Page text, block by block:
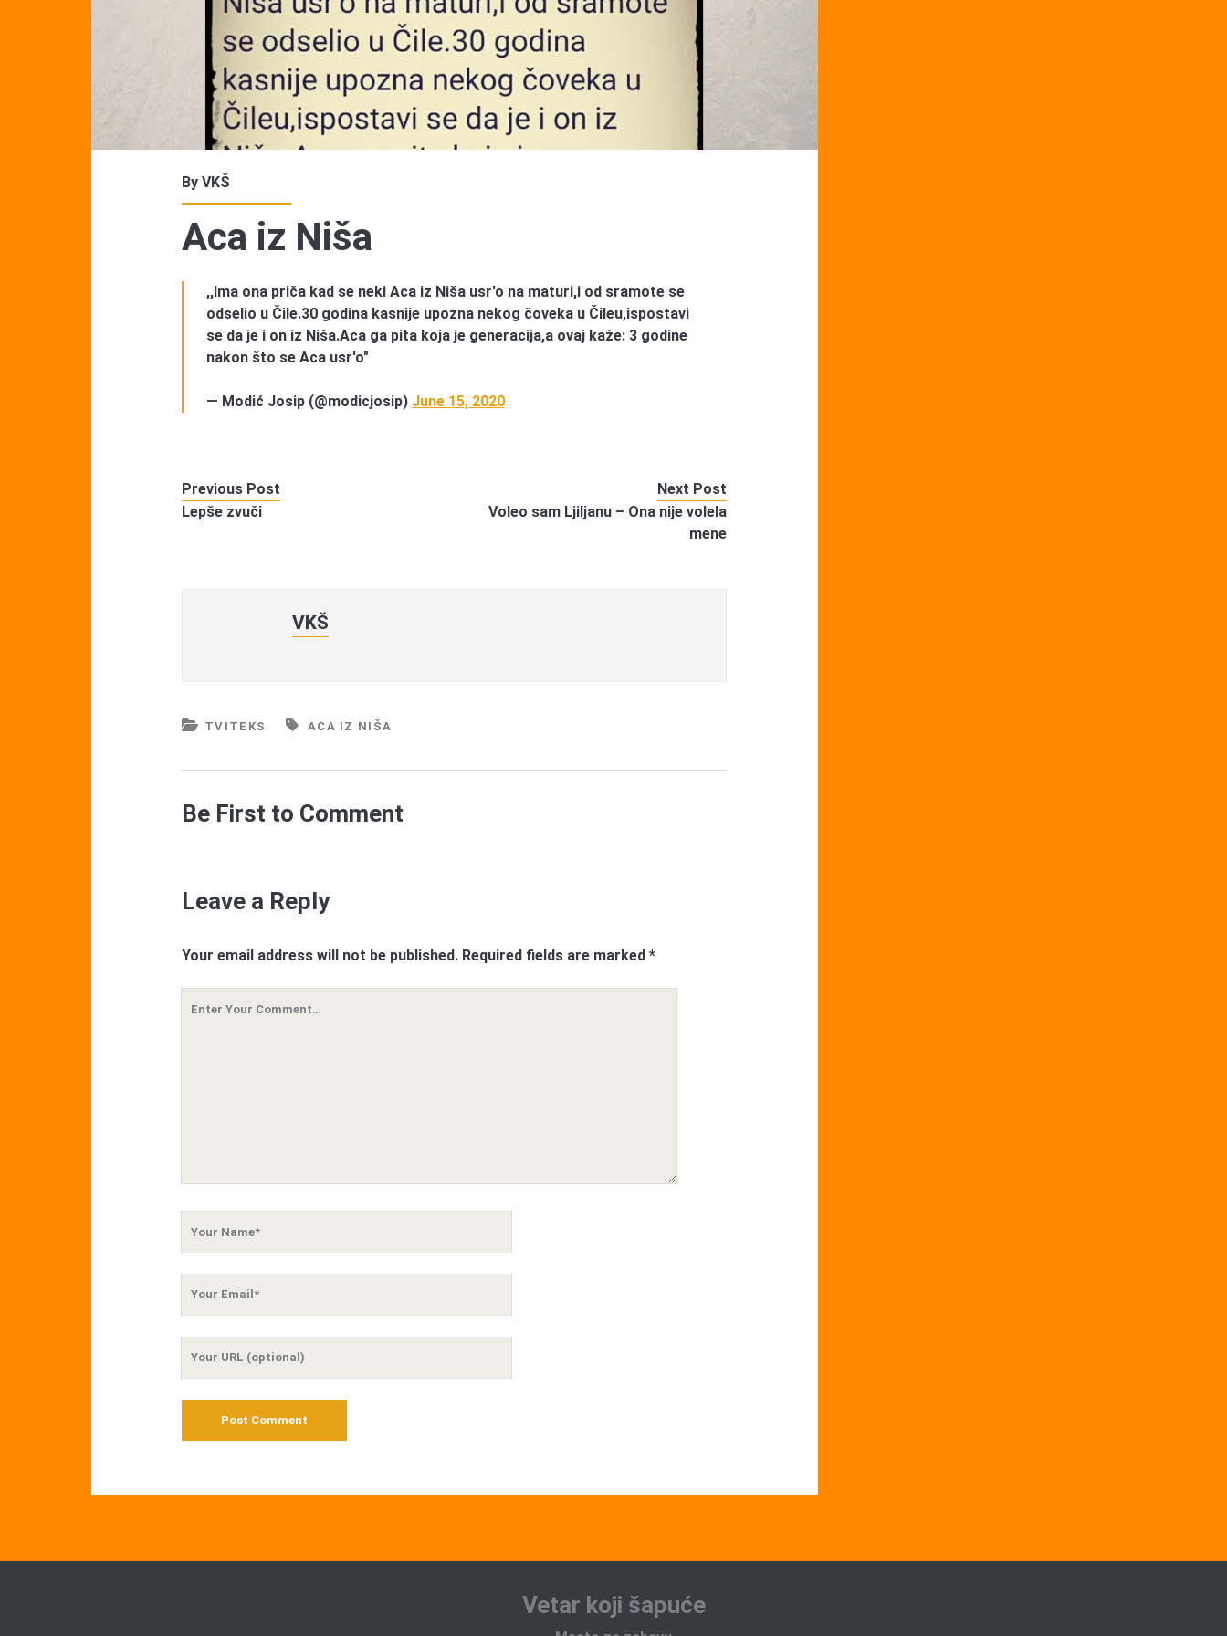
ByVKŠ
Aca iz Niša
,,Ima ona priča kad se neki Aca iz Niša usr'o na maturi,i od sramote se
odselio u Čile.30 godina kasnije upozna nekog čoveka u Čileu,ispostavi
se da je i on iz Niša.Aca ga pita koja je generacija,a ovaj kaže: 3 godine
nakon što se Aca usr'o"
— Modić Josip (@modicjosip) June 15, 2020
Previous Post
Lepše zvuči
Next Post
Voleo sam Ljiljanu – Ona nije volela
mene
VKŠ
TVITEKS ACA IZ NIŠA
Be First to Comment
Leave a Reply
Your email address will not be published. Required fields are marked*
Vetar koji šapuće